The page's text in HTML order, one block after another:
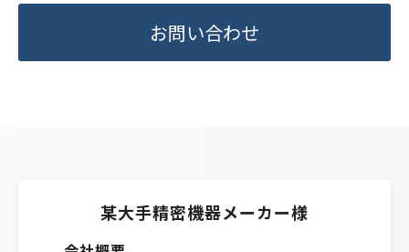
お問い合わせ
某大手精密機器メーカー様